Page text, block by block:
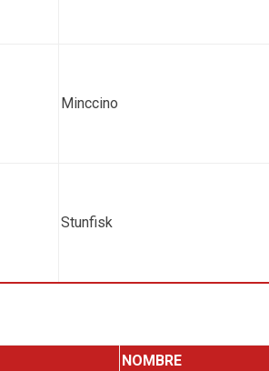
Minccino
Stunfisk
NOMBRE